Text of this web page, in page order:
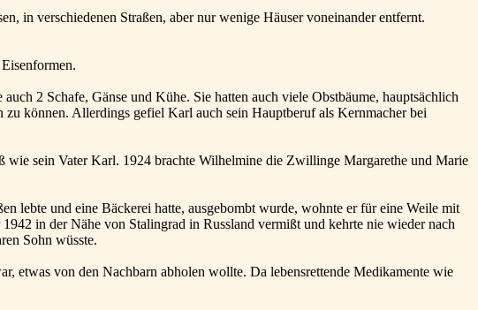
in verschiedenen Straßen, aber nur wenige Häuser voneinander entfernt.
2 Schafe, Gänse und Kühe. Sie hatten auch viele Obstbäume, hauptsächlich
können. Allerdings gefiel Karl auch sein Hauptberuf als Kernmacher bei
sein Vater Karl. 1924 brachte Wilhelmine die Zwillinge Margarethe und Marie
lebte und eine Bäckerei hatte, ausgebombt wurde, wohnte er für eine Weile mit
in der Nähe von Stalingrad in Russland vermißt und kehrte nie wieder nach
Sohn wüsste.
etwas von den Nachbarn abholen wollte. Da lebensrettende Medikamente wie